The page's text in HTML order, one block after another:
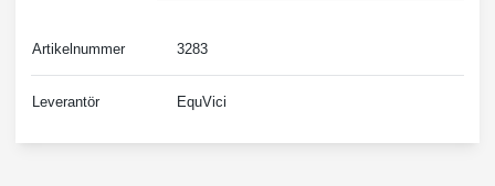
Artikelnummer 3283
Leverantör EquVici